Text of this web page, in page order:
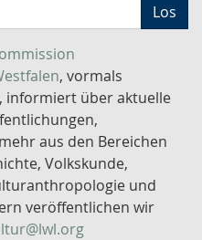
Los
, vormals
informiert über aktuelle
aus den Bereichen
Volkskunde,
und
veröffentlichen wir